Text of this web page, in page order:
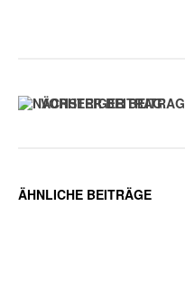
VORHERIGER BEITRAG
ÄHNLICHE BEITRÄGE